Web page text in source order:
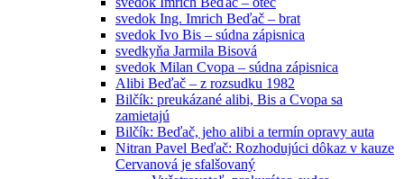
svedok Ing. Imrich Beďač – brat
svedok Ivo Bis – súdna zápisnica
svedkyňa Jarmila Bisová
svedok Milan Cvopa – súdna zápisnica
Alibi Beďač – z rozsudku 1982
Bilčík: preukázané alibi, Bis a Cvopa sa
zamietajú
Bilčík: Beďač, jeho alibi a termín opravy auta
Nitran Pavel Beďač: Rozhodujúci dôkaz v kauze
Cervanová je sfalšovaný